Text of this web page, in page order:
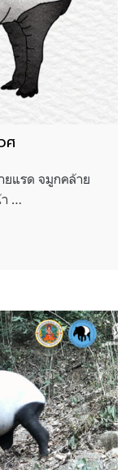
ศ
ยแรด จมูกคล้าย
…
บนิเวศ